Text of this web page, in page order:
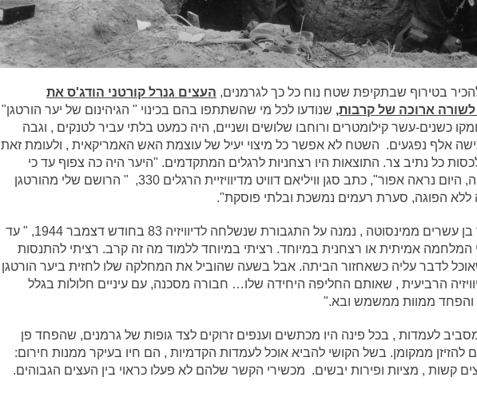
בטירוף שבתקיפת שטח נוח כל כך לגרמנים, העצים גנרל קורטני הודג'ס את
לשורה ארוכה של קרבות, שנודעו לכל מי שהשתתפו בהם בכינוי " הגיהינום של יער הורטגן"
כשנים-עשר קילומטרים ורוחבו שלושים ושניים, היה כמעט בלתי עביר לטנקים , וגבה
אלף נפגעים. השטח לא אפשר כל מיצוי יעיל של עוצמת האש האמריקאית , ולעומת זאת
כל נתיב צר. התוצאות היו רצחניות לרגלים המתקדמים. "היער היה כה צפוף עד כי
אפילו כאשר השמש זרחה, היום נראה אפור", כתב סגן וויליאם דוויט מדיוויזיית הרגלים 330, " הרושם שלי מהורטגן
ללא הפוגה, סערת רעמים נמשכת ובלתי פוסקת".
סגן דווייט, צעיר מהורהר בן עשרים ממינסוטה , נמנה על התגבורת שנשלחה לדיוויזיה 83 בחודש דצמבר 1944, " עד
המלחמה אמיתית או רצחנית במיוחד. רציתי במיוחד ללמוד מה זה קרב. רציתי להתנסות
לדבר עליה כשאחזור הביתה. אבל בשעה שהוביל את המחלקה שלו לחזית ביער הורטגן
הרביעית , שאותם החליפה היחידה שלו… חבורה מסכנה, עם עיניים חלולות בגלל
ממוות ממשמש ובא."
לעמדות , בכל פינה היו מכתשים וענפים זרוקים לצד גופות של גרמנים, שהפחד פן
להזיזן ממקומן. בשל הקושי להביא אוכל לעמדות הקדמיות , הם חיו בעיקר ממנות חירום:
קשות , מציות ופירות יבשים. מכשירי הקשר שלהם לא פעלו כראוי בין העצים הגבוהים.